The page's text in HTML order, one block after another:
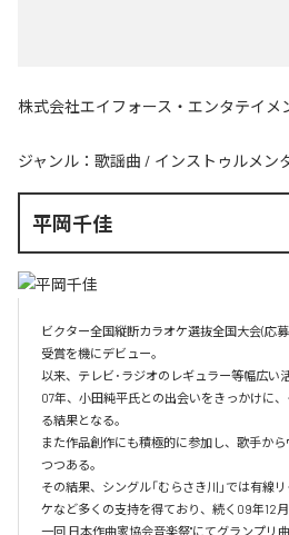
株式会社エイフォース・エンタテイメ
ジャンル： 歌謡曲 / インストゥルメン
平岡千佳
ビクター全国縦断カラオケ選抜全国大会(応
受賞を機にデビュー。
以来、テレビ･ラジオのレギュラー等幅広い
07年、小田純平氏との出会いをきっかけに
る結果となる。
また作品創作にも積極的に参加し、歌手か
つつある。
その結果、シングル「むらさき川」では有線
ケなど多くの支持を得ており、続く09年12
一回 日本作曲家協会音楽祭"にてグランプリ